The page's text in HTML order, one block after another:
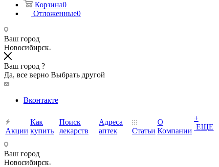
Корзина0
Отложенные0
Ваш город
Новосибирск
Ваш город ?
Да, все верно Выбрать другой
Вконтакте
Акции
Как
купить
Поиск
лекарств
Адреса
аптек
Статьи
О
Компании
+
ЕЩЕ
Ваш город
Новосибирск